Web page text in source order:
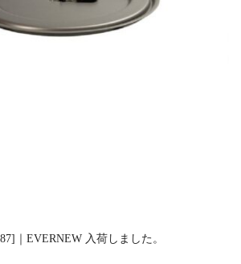
｜EVERNEW 入荷しました。